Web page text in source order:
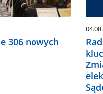
306 nowych